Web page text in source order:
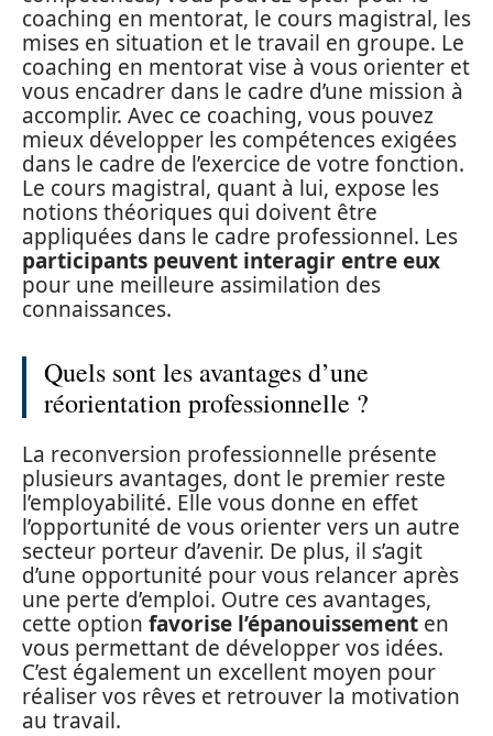
coaching en mentorat, le cours magistral, les
mises en situation et le travail en groupe. Le
coaching en mentorat vise à vous orienter et
vous encadrer dans le cadre d’une mission à
accomplir. Avec ce coaching, vous pouvez
mieux développer les compétences exigées
dans le cadre de l’exercice de votre fonction.
Le cours magistral, quant à lui, expose les
notions théoriques qui doivent être
appliquées dans le cadre professionnel. Les
participants peuvent interagir entre eux
pour une meilleure assimilation des
connaissances.
Quels sont les avantages d’une
réorientation professionnelle ?
La reconversion professionnelle présente
plusieurs avantages, dont le premier reste
l’employabilité. Elle vous donne en effet
l’opportunité de vous orienter vers un autre
secteur porteur d’avenir. De plus, il s’agit
d’une opportunité pour vous relancer après
une perte d’emploi. Outre ces avantages,
cette option favorise l’épanouissement en
vous permettant de développer vos idées.
C’est également un excellent moyen pour
réaliser vos rêves et retrouver la motivation
au travail.